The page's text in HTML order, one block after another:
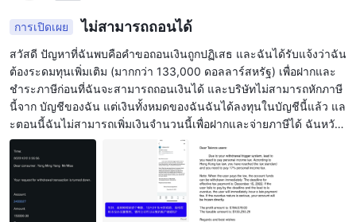
การเปิดเผย ไม่สามารถถอนได้
สวัสดี ปัญหาที่ฉันพบคือคำขอถอนเงินถูกปฏิเสธ และฉันได้รับแจ้งว่าฉัน
ต้องระดมทุนเพิ่มเติม (มากกว่า 133,000 ดอลลาร์สหรัฐ) เพื่อฝากและ
ชำระภาษีก่อนที่ฉันจะสามารถถอนเงินได้ และบริษัทไม่สามารถหักภาษี
นี้จาก บัญชีของฉัน แต่เงินทั้งหมดของฉันฉันได้ลงทุนในบัญชีนี้แล้ว แล
ะตอนนี้ฉันไม่สามารถเพิ่มเงินจำนวนนี้เพื่อฝากและจ่ายภาษีได้ ฉันหวังว่
าคุณจะช่วยประสานงานกับบริษัท บริษัทสามารถเข้าใจความยากลำบา
กของลูกค้าและสามารถหักภาษีที่ต้องชำระจากบัญชีของฉัน และฉันสา
มารถถอนเงินได้อย่างราบรื่น ขอบคุณ!